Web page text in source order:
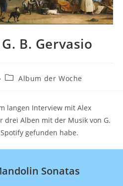
B. Gervasio
Beitrags-
Album der Woche
langen Interview mit Alex
drei Alben mit der Musik von G.
gefunden habe.
Sonatas